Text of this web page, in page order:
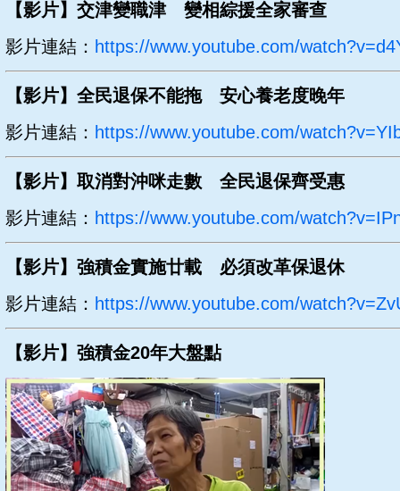
【影片】交津變職津 變相綜援全家審查
影片連結： https://www.youtube.com/
【影片】全民退保不能拖 安心養老度晚年
影片連結： https://www.youtube.com/
【影片】取消對沖咪走數 全民退保齊受惠
影片連結： https://www.youtube.com/
【影片】強積金實施廿載 必須改革保退休
影片連結： https://www.youtube.com/
【影片】強積金20年大盤點